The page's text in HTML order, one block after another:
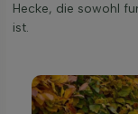
Hecke, die sowohl
ist.